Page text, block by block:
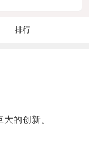
排行
的创新。